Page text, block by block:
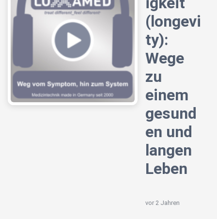
(longevi
ty):
Wege
zu
einem
gesund
en und
langen
Leben
vor 2 Jahren